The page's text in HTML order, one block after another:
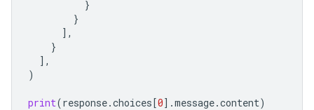
}
}
],
}
],
)
print(response.choices[0] .message.content)